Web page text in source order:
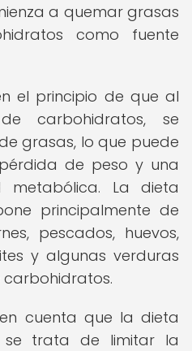
a quemar grasas
como fuente
el principio de que al
carbohidratos, se
grasas, lo que puede
de peso y una
La dieta
principalmente de
pescados, huevos,
y algunas verduras
cuenta que la dieta
se trata de limitar la